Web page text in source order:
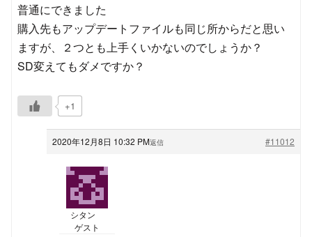
普通にできました
購入先もアップデートファイルも同じ所からだと思い
ますが、２つとも上手くいかないのでしょうか？
SD変えてもダメですか？
+1
2020年12月8日 10:32 PM #11012
返信
シタン
ゲスト